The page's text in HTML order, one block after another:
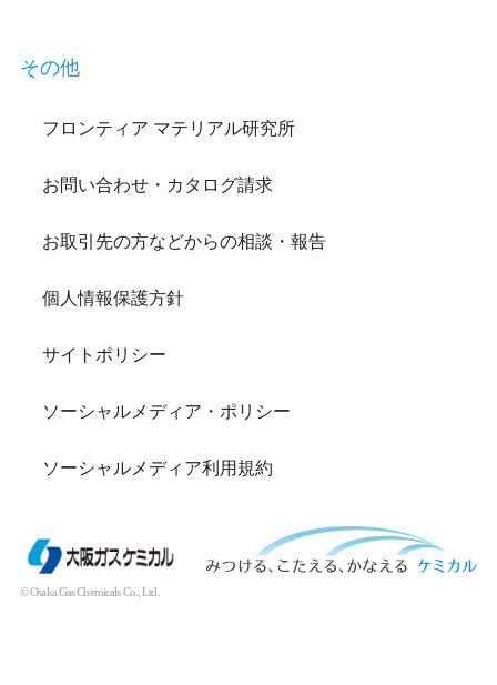
その他
フロンティア マテリアル研究所
お問い合わせ・カタログ請求
お取引先の方などからの相談・報告
個人情報保護方針
サイトポリシー
ソーシャルメディア・ポリシー
ソーシャルメディア利用規約
© Osaka Gas Chemicals Co., Ltd.